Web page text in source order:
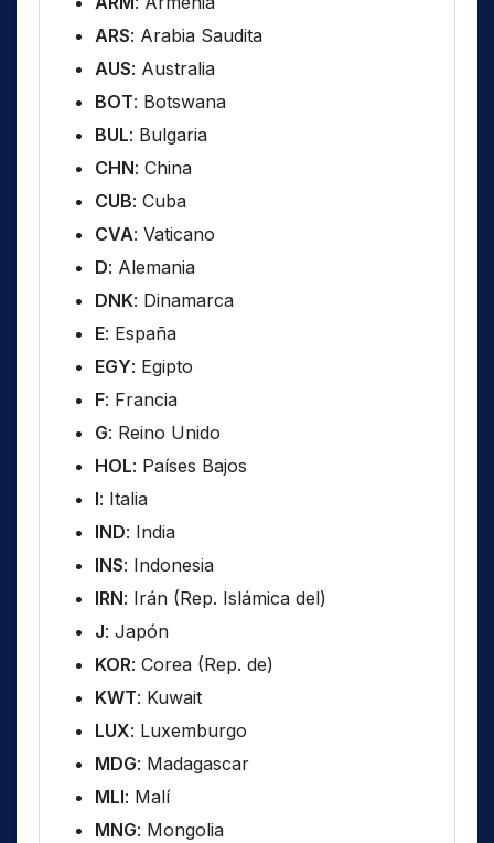
ARS: Arabia Saudita
AUS: Australia
BOT: Botswana
BUL: Bulgaria
CHN: China
CUB: Cuba
CVA: Vaticano
D: Alemania
DNK: Dinamarca
E: España
EGY: Egipto
F: Francia
G: Reino Unido
HOL: Países Bajos
I: Italia
IND: India
INS: Indonesia
IRN: Irán (Rep. Islámica del)
J: Japón
KOR: Corea (Rep. de)
KWT: Kuwait
LUX: Luxemburgo
MDG: Madagascar
MLI: Malí
MNG: Mongolia